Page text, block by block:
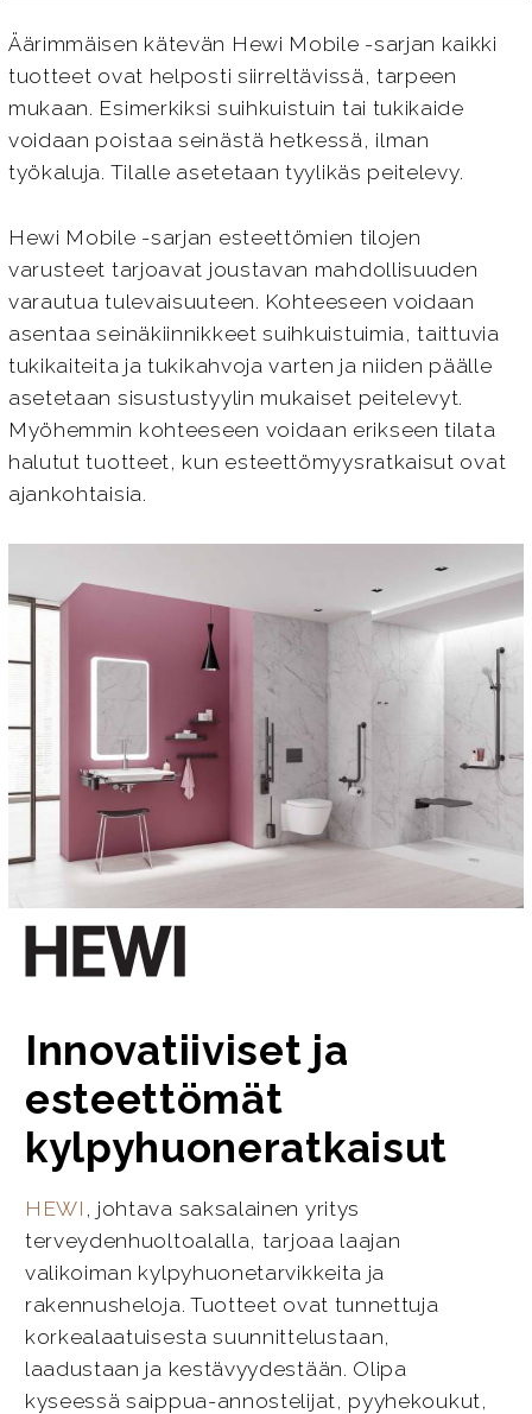
Äärimmäisen kätevän Hewi Mobile -sarjan kaikki
tuotteet ovat helposti siirreltävissä, tarpeen
mukaan. Esimerkiksi suihkuistuin tai tukikaide
voidaan poistaa seinästä hetkessä, ilman
työkaluja. Tilalle asetetaan tyylikäs peitelevy.
Hewi Mobile -sarjan esteettömien tilojen
varusteet tarjoavat joustavan mahdollisuuden
varautua tulevaisuuteen. Kohteeseen voidaan
asentaa seinäkiinnikkeet suihkuistuimia, taittuvia
tukikaiteita ja tukikahvoja varten ja niiden päälle
asetetaan sisustustyylin mukaiset peitelevyt.
Myöhemmin kohteeseen voidaan erikseen tilata
halutut tuotteet, kun esteettömyysratkaisut ovat
ajankohtaisia.
Innovatiiviset ja
esteettömät
kylpyhuoneratkaisut
HEWI , johtava saksalainen yritys
terveydenhuoltoalalla, tarjoaa laajan
valikoiman kylpyhuonetarvikkeita ja
rakennusheloja. Tuotteet ovat tunnettuja
korkealaatuisesta suunnittelustaan,
laadustaan ja kestävyydestään. Olipa
kyseessä saippua-annostelijat, pyyhekoukut,